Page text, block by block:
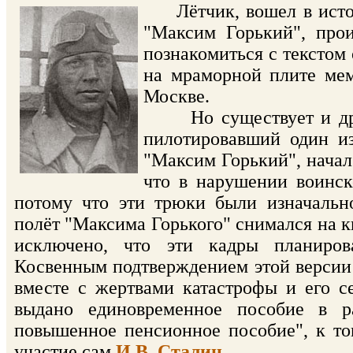
Лётчик, вошел в
"Максим Горький",
познакомиться с
на мраморной плите
Москве.
Но существует и
пилотировавший один
"Максим Горький",
что в нарушении
потому что эти трюки были
полёт "Максима Горького" снимался на
исключено, что эти кадры
Косвенным подтверждением этой
вместе с жертвами катастрофы и его
выдано единовременное пособие в
повышенное пенсионное пособие", к